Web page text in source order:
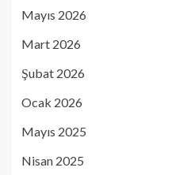
Mayıs 2026
Mart 2026
Şubat 2026
Ocak 2026
Mayıs 2025
Nisan 2025